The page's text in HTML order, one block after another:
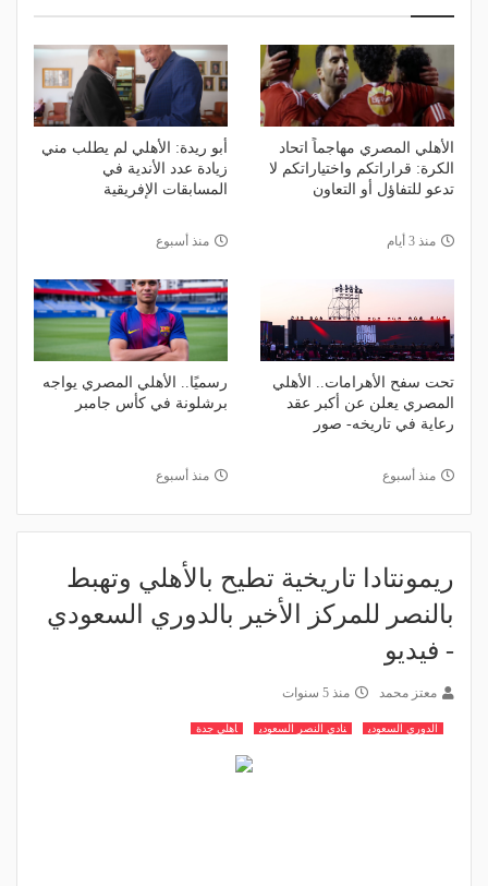
الأهلي المصري مهاجماً اتحاد
الكرة: قراراتكم واختياراتكم لا
تدعو للتفاؤل أو التعاون
منذ 3 أيام
أبو ريدة: الأهلي لم يطلب مني
زيادة عدد الأندية في
المسابقات الإفريقية
منذ أسبوع
تحت سفح الأهرامات.. الأهلي
المصري يعلن عن أكبر عقد
رعاية في تاريخه- صور
منذ أسبوع
رسميًا.. الأهلي المصري يواجه
برشلونة في كأس جامبر
منذ أسبوع
ريمونتادا تاريخية تطيح بالأهلي وتهبط
بالنصر للمركز الأخير بالدوري السعودي
- فيديو
معتز محمد منذ 5 سنوات
الدوري السعودي نادي النصر السعودي اهلي جدة